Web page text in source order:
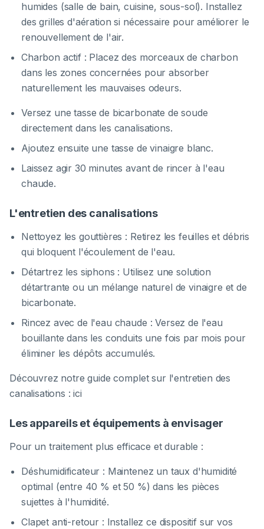
humides (salle de bain, cuisine, sous-sol). Installez
des grilles d'aération si nécessaire pour améliorer le
renouvellement de l'air.
Charbon actif : Placez des morceaux de charbon
dans les zones concernées pour absorber
naturellement les mauvaises odeurs.
Versez une tasse de bicarbonate de soude
directement dans les canalisations.
Ajoutez ensuite une tasse de vinaigre blanc.
Laissez agir 30 minutes avant de rincer à l'eau
chaude.
L'entretien des canalisations
Nettoyez les gouttières : Retirez les feuilles et débris
qui bloquent l'écoulement de l'eau.
Détartrez les siphons : Utilisez une solution
détartrante ou un mélange naturel de vinaigre et de
bicarbonate.
Rincez avec de l'eau chaude : Versez de l'eau
bouillante dans les conduits une fois par mois pour
éliminer les dépôts accumulés.
Découvrez notre guide complet sur l'entretien des
canalisations : ici
Les appareils et équipements à envisager
Pour un traitement plus efficace et durable :
Déshumidificateur : Maintenez un taux d'humidité
optimal (entre 40 % et 50 %) dans les pièces
sujettes à l'humidité.
Clapet anti-retour : Installez ce dispositif sur vos